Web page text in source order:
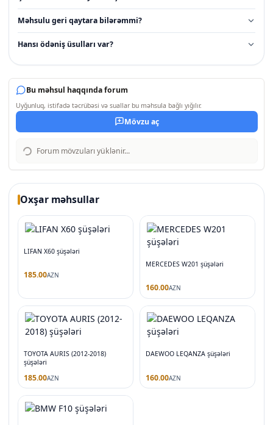
Məhsulu geri qaytara bilərəmmi?
Hansı ödəniş üsulları var?
Bu məhsul haqqında forum
Uyğunluq, istifadə təcrübəsi və suallar bu məhsula bağlı yığılır.
Mövzu aç
Forum mövzuları yüklənir...
Oxşar məhsullar
LIFAN X60 şüşələri
185.00AZN
MERCEDES W201 şüşələri
160.00AZN
TOYOTA AURIS (2012-2018)
şüşələri
185.00AZN
DAEWOO LEQANZA şüşələri
160.00AZN